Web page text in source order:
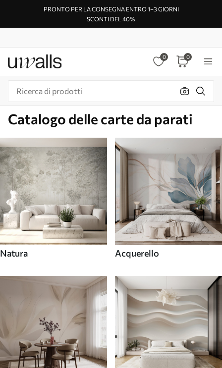
PRONTO PER LA CONSEGNA ENTRO 1–3 GIORNI
SCONTI DEL 40%
0 0
Catalogo delle carte da parati
Natura Acquerello